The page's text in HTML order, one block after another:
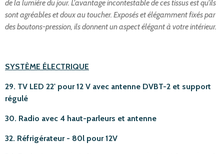
de la lumière du jour. L'avantage incontestable de ces tissus est qu'ils
sont agréables et doux au toucher. Exposés et élégamment fixés par
des boutons-pression, ils donnent un aspect élégant à votre intérieur.
SYSTÈME ÉLECTRIQUE
29. TV LED 22' pour 12 V avec antenne DVBT-2 et support
régulé
30. Radio avec 4 haut-parleurs et antenne
32. Réfrigérateur - 80l pour 12V